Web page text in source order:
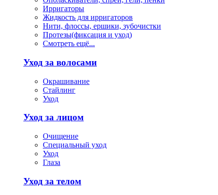
Ирригаторы
Жидкость для ирригаторов
Нити, флоссы, ершики, зубочистки
Протезы(фиксация и уход)
Смотреть ещё...
Уход за волосами
Окрашивание
Стайлинг
Уход
Уход за лицом
Очищение
Специальный уход
Уход
Глаза
Уход за телом